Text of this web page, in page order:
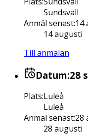
Sundsvall
Anmäl senast:14
14 augusti
Till anmälan
Datum:28
Plats:Luleå
Luleå
Anmäl senast:28
28 augusti